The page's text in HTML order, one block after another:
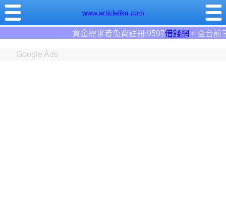
www.articlelike.com
。全台前三大借錢網站！
Google Ads